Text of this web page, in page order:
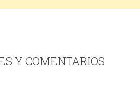
Y COMENTARIOS